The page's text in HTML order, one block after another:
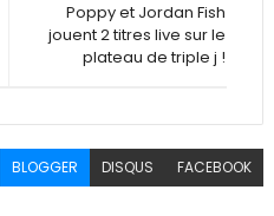
Poppy et Jordan Fish
jouent 2 titres live sur le
plateau de triple j !
BLOGGER DISQUS FACEBOOK